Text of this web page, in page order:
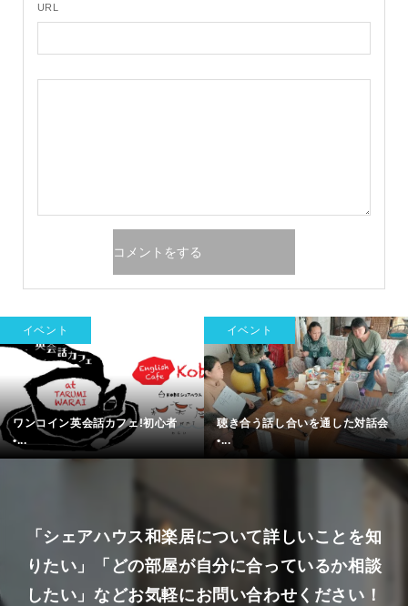
URL
イベント
ワンコイン英会話カフェ!初心者
•...
イベント
聴き合う話し合いを通した対話会
•...
「シェアハウス和楽居について詳しいことを知
りたい」
「どの部屋が自分に合っているか相談
したい」などお気軽にお問い合わせください！